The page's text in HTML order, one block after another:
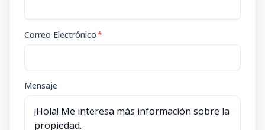
Correo Electrónico*
Mensaje